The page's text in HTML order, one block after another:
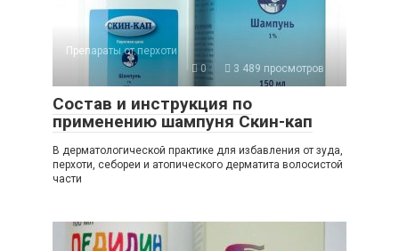
Препараты от перхоти
0
3 489 просмотров
Состав и инструкция по
применению шампуня Скин-кап
В дерматологической практике для избавления от зуда,
перхоти, себореи и атопического дерматита волосистой
части